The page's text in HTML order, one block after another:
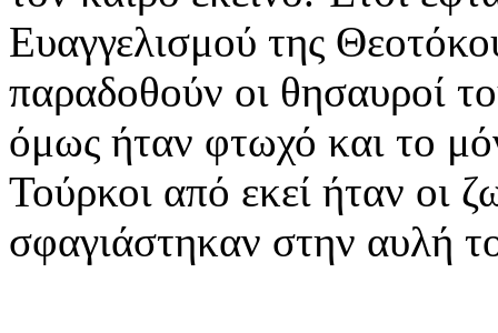
Ευαγγελισμού της
παραδοθούν οι θησαυροί
όμως ήταν φτωχό και το
Τούρκοι από εκεί ήταν οι
σφαγιάστηκαν στην αυλή